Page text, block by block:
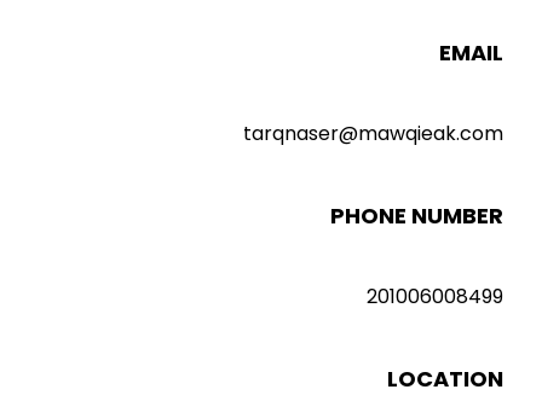
EMAIL
tarqnaser@mawqieak.com
PHONE NUMBER
201006008499
LOCATION